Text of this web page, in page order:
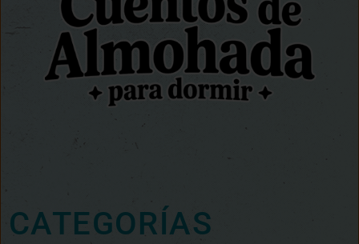
CATEGORÍAS